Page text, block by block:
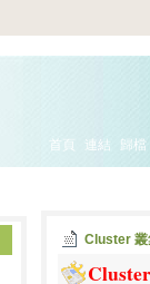
首頁 連結 歸檔
Cluster 叢